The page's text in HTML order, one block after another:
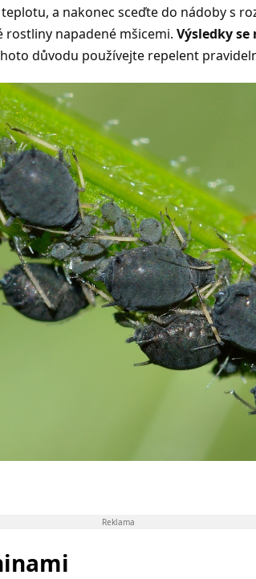
a nakonec sceďte do nádoby s
napadené mšicemi. Výsledky
důvodu používejte repelent
Reklama